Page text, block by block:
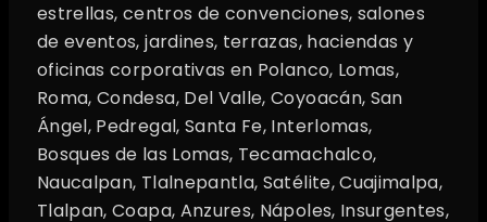
estrellas, centros de convenciones, salones
de eventos, jardines, terrazas, haciendas y
oficinas corporativas en Polanco, Lomas,
Roma, Condesa, Del Valle, Coyoacán, San
Ángel, Pedregal, Santa Fe, Interlomas,
Bosques de las Lomas, Tecamachalco,
Naucalpan, Tlalnepantla, Satélite, Cuajimalpa,
Tlalpan, Coapa, Anzures, Nápoles, Insurgentes,